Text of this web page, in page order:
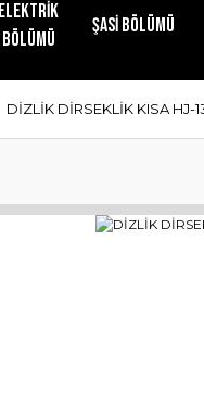
ELEKTRİK
BÖLÜMÜ
ŞASİ BÖLÜMÜ
DİZLİK DİRSEKLİK KISA HJ-